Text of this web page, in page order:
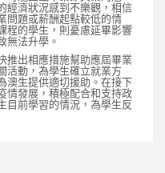
經濟狀況感到不樂觀，相信
問題或薪酬起點較低的情
程的學生，則憂慮延畢影響
無法升學。
推出相應措施幫助應屆畢業
活動，為學生確立就業方
澳生提供適切援助。在接下
情發展，積極配合和支持政
目前學習的情況，為學生反